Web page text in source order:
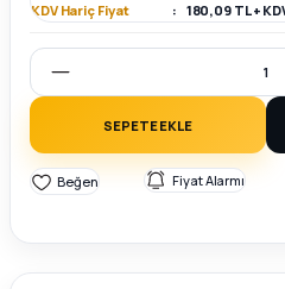
Parça
Parça
Sedan
KDV Hariç Fiyat
180,09 TL +
SEPETE EKLE
Fiyat Alarmı